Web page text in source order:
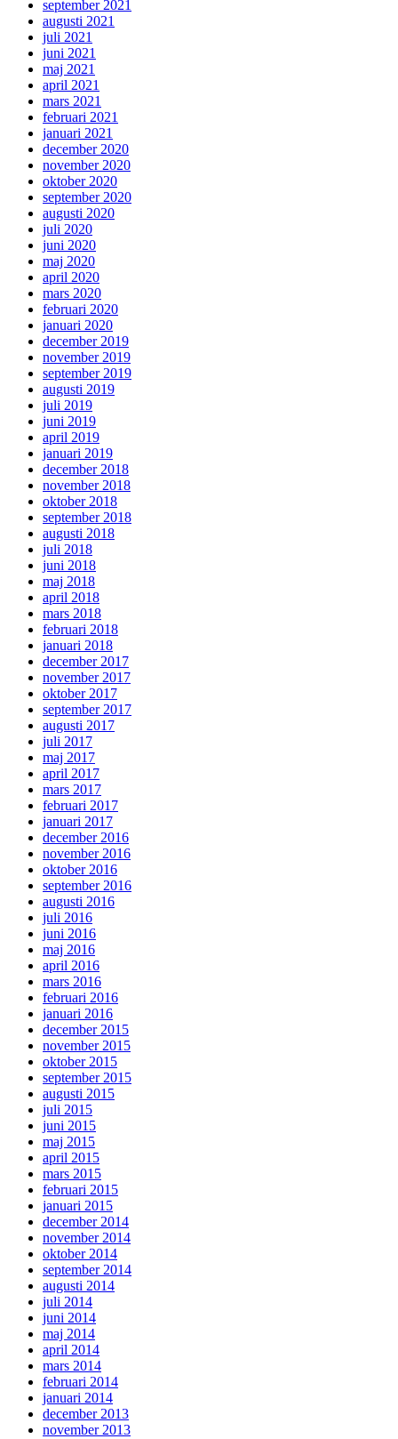
september 2021
augusti 2021
juli 2021
juni 2021
maj 2021
april 2021
mars 2021
februari 2021
januari 2021
december 2020
november 2020
oktober 2020
september 2020
augusti 2020
juli 2020
juni 2020
maj 2020
april 2020
mars 2020
februari 2020
januari 2020
december 2019
november 2019
september 2019
augusti 2019
juli 2019
juni 2019
april 2019
januari 2019
december 2018
november 2018
oktober 2018
september 2018
augusti 2018
juli 2018
juni 2018
maj 2018
april 2018
mars 2018
februari 2018
januari 2018
december 2017
november 2017
oktober 2017
september 2017
augusti 2017
juli 2017
maj 2017
april 2017
mars 2017
februari 2017
januari 2017
december 2016
november 2016
oktober 2016
september 2016
augusti 2016
juli 2016
juni 2016
maj 2016
april 2016
mars 2016
februari 2016
januari 2016
december 2015
november 2015
oktober 2015
september 2015
augusti 2015
juli 2015
juni 2015
maj 2015
april 2015
mars 2015
februari 2015
januari 2015
december 2014
november 2014
oktober 2014
september 2014
augusti 2014
juli 2014
juni 2014
maj 2014
april 2014
mars 2014
februari 2014
januari 2014
december 2013
november 2013